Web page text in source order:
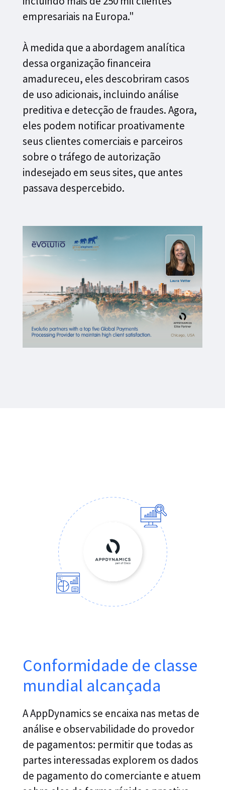
empresariais na Europa."
À medida que a abordagem analítica
dessa organização financeira
amadureceu, eles descobriram casos
de uso adicionais, incluindo análise
preditiva e detecção de fraudes. Agora,
eles podem notificar proativamente
seus clientes comerciais e parceiros
sobre o tráfego de autorização
indesejado em seus sites, que antes
passava despercebido.
Conformidade de classe
mundial alcançada
A AppDynamics se encaixa nas metas de
análise e observabilidade do provedor
de pagamentos: permitir que todas as
partes interessadas explorem os dados
de pagamento do comerciante e atuem